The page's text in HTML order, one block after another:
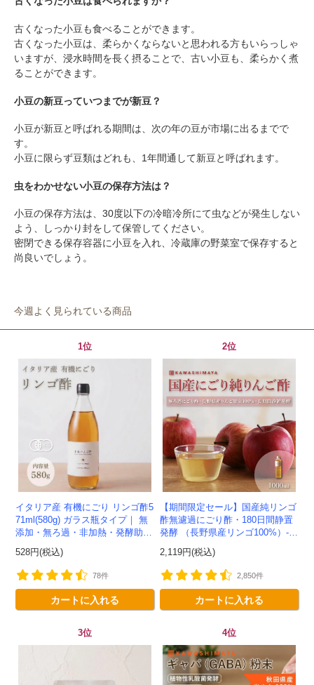
古くなった小豆も食べることができます。
古くなった小豆は、柔らかくならないと思われる方もいらっしゃ
いますが、浸水時間を長く摂ることで、古い小豆も、柔らかく煮
ることができます。
小豆の新豆っていつまでが新豆？
小豆が新豆と呼ばれる期間は、次の年の豆が市場に出るまでで
す。
小豆に限らず豆類はどれも、1年間通して新豆と呼ばれます。
虫をわかせない小豆の保存方法は？
小豆の保存方法は、30度以下の冷暗冷所にて虫などが発生しない
よう、しっかり封をして保管してください。
密閉できる保存容器に小豆を入れ、冷蔵庫の野菜室で保存すると
尚良いでしょう。
今週よく見られている商品
1位
イタリア産 有機にごり リンゴ酢5
71ml(580g) ガラス瓶タイプ｜ 無
添加・無ろ過・非加熱・発酵助剤
不使用のアップルサイダービネガ
ー -かわしま屋-
528円(税込)
78件
カートに入れる
2位
【期間限定セール】国産純リンゴ
酢無濾過にごり酢・180日間静置
発酵 （長野県産リンゴ100%）-1
000ml-かわしま屋-
2,119円(税込)
2,850件
カートに入れる
3位 4位